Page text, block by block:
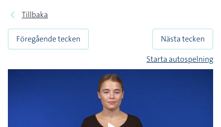
Tillbaka
Föregående tecken
Nästa tecken
Starta autospelning